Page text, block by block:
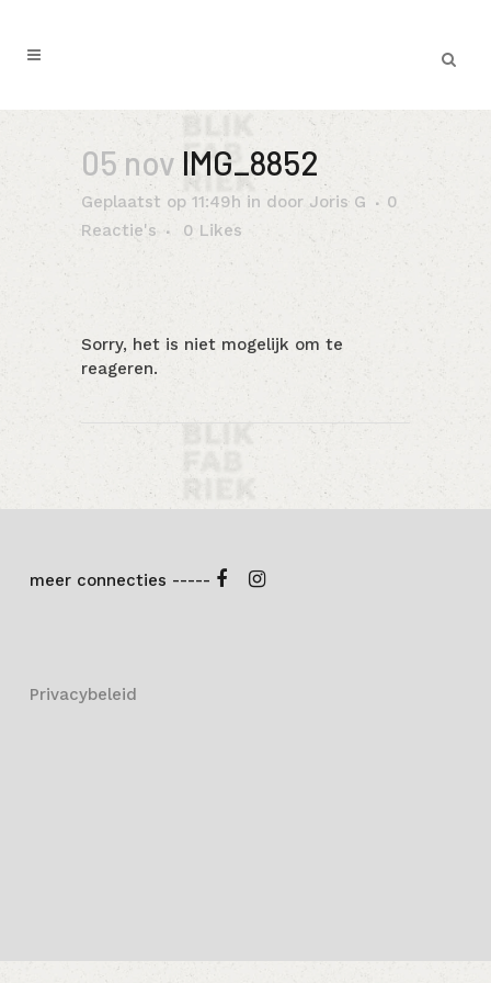
05 nov IMG_8852
Geplaatst op 11:49h in door Joris G
0
Reactie's
0 Likes
Sorry, het is niet mogelijk om te
reageren.
meer connecties -----
Privacybeleid